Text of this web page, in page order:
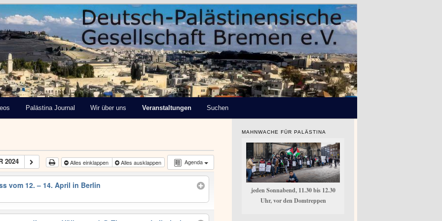
Gesellschaft
Palästina Journal Wir über uns Veranstaltungen Suchen
Agenda
2024 Alles einklappen Alles ausklappen
vom 12. – 14. April in Berlin
MAHNWACHE FÜR PALÄSTINA
jeden Sonnabend, 11.30 bis 12.30
Uhr, vor den Domtreppen